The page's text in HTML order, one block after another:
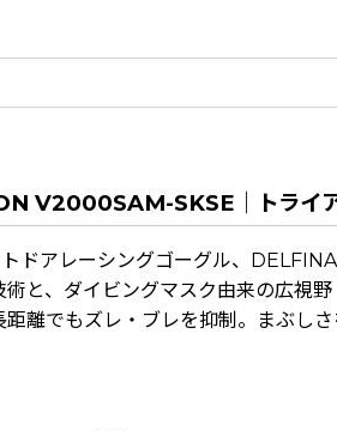
V2000SAM-SKSE｜トライア
ドアレーシングゴーグル、
と、ダイビングマスク由来の広視
離でもズレ・ブレを抑制。まぶし